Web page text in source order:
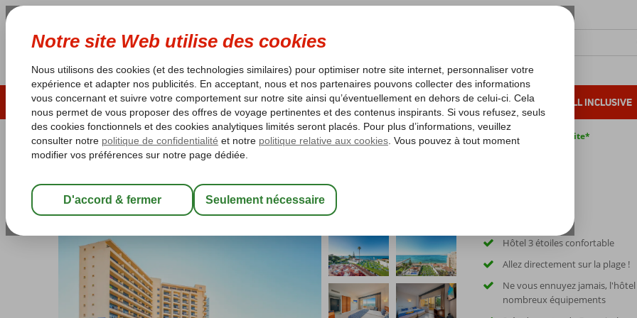
ÉTÉ 2026 LAST MINUTES SOLEIL D'HIVER VACANCES AU SOLEIL ALL INCLUSIVE
Les garanties de vacances Garantie du prix le plus bas* Pas de surcharge carburant Annulation gratuite*
Globales Gardenia
Hôtel 3 étoiles confortable
Allez directement sur la plage !
Ne vous ennuyez jamais,
nombreux équipements